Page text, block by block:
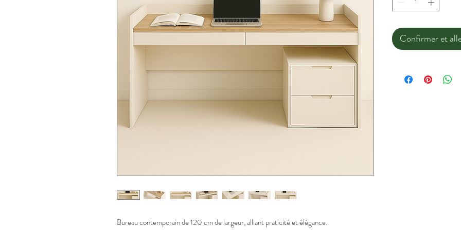
Bureau contemporain de 120 cm de largeur, alliant praticité et élégance.
Confirmer et